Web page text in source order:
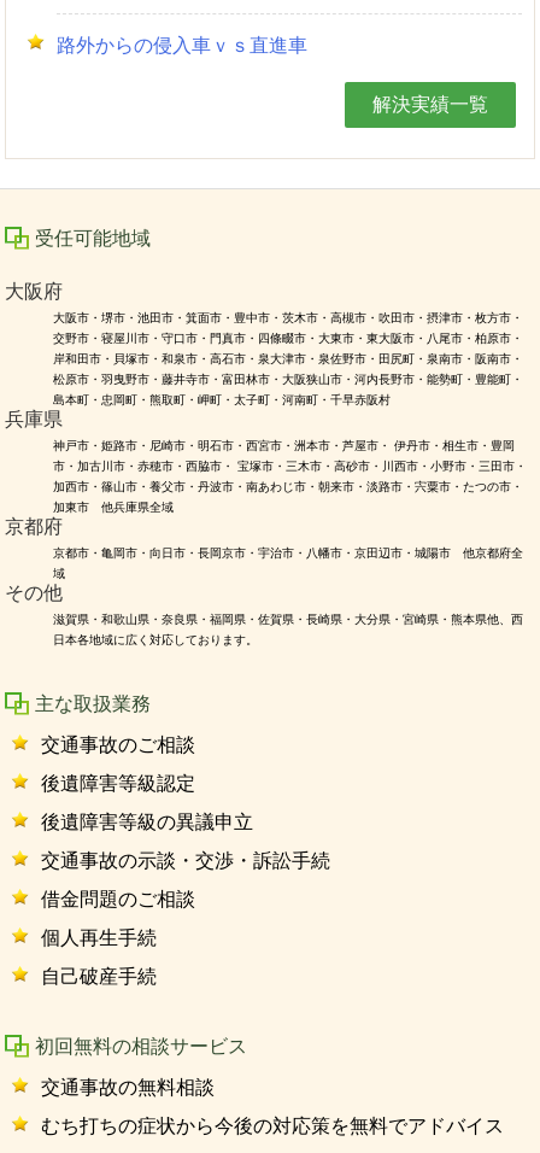
路外からの侵入車ｖｓ直進車
解決実績一覧
受任可能地域
大阪府
大阪市・堺市・池田市・箕面市・豊中市・茨木市・高槻市・吹田市・摂津市・枚方市・
交野市・寝屋川市・守口市・門真市・四條畷市・大東市・東大阪市・八尾市・柏原市・
岸和田市・貝塚市・和泉市・高石市・泉大津市・泉佐野市・田尻町・泉南市・阪南市・
松原市・羽曳野市・藤井寺市・富田林市・大阪狭山市・河内長野市・能勢町・豊能町・
島本町・忠岡町・熊取町・岬町・太子町・河南町・千早赤阪村
兵庫県
神戸市・姫路市・尼崎市・明石市・西宮市・洲本市・芦屋市・ 伊丹市・相生市・豊岡
市・加古川市・赤穂市・西脇市・ 宝塚市・三木市・高砂市・川西市・小野市・三田市・
加西市・篠山市・養父市・丹波市・南あわじ市・朝来市・淡路市・宍粟市・たつの市・
加東市 他兵庫県全域
京都府
京都市・亀岡市・向日市・長岡京市・宇治市・八幡市・京田辺市・城陽市 他京都府全
域
その他
滋賀県・和歌山県・奈良県・福岡県・佐賀県・長崎県・大分県・宮崎県・熊本県他、西
日本各地域に広く対応しております。
主な取扱業務
交通事故のご相談
後遺障害等級認定
後遺障害等級の異議申立
交通事故の示談・交渉・訴訟手続
借金問題のご相談
個人再生手続
自己破産手続
初回無料の相談サービス
交通事故の無料相談
むち打ちの症状から今後の対応策を無料でアドバイス